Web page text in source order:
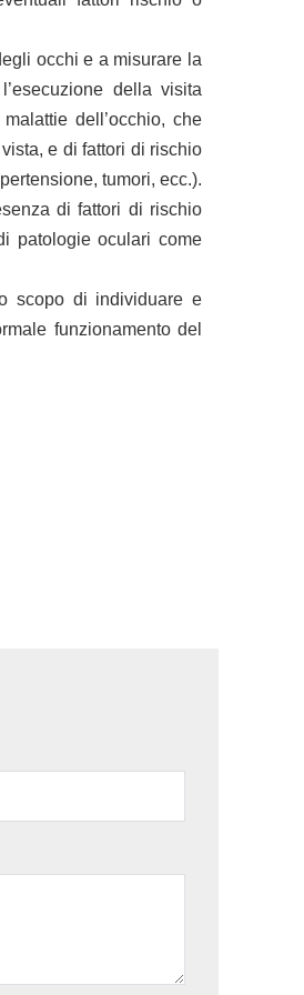
occhi e a misurare la
della visita
dell’occhio, che
e di fattori di rischio
tumori, ecc.).
di fattori di rischio
patologie oculari come
scopo di individuare e
funzionamento del